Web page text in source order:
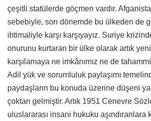
çeşitli statülerde göçmen vardır.
sebebiyle, son dönemde bu ülkeden de
ihtimaliyle karşı karşıyayız. Suriye
onurunu kurtaran bir ülke olarak artık yeni
karşılamaya ne imkânımız ne de
Adil yük ve sorumluluk paylaşımı
paydaşların bu konuda üzerine düşeni
çoktan gelmiştir. Artık 1951 Cenevre
uluslararası insani hukuku aşındıranlara